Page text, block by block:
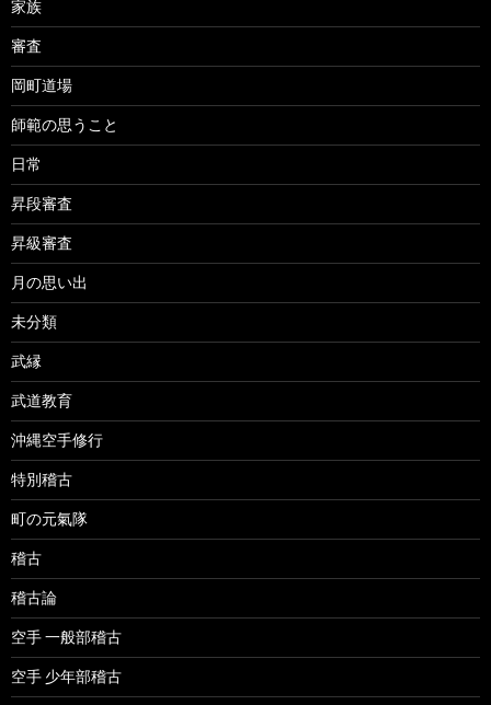
家族
審査
岡町道場
師範の思うこと
日常
昇段審査
昇級審査
月の思い出
未分類
武縁
武道教育
沖縄空手修行
特別稽古
町の元氣隊
稽古
稽古論
空手 一般部稽古
空手 少年部稽古